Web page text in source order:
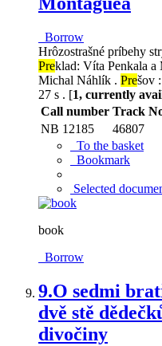
Borrow
Hrôzostrašné príbehy
Preklad: Víta Penkala a
Michal Náhlík . Prešov
27 s . [1, currently
Call number Track
NB 12185
46807
To the basket
Bookmark
Selected
book
Borrow
9.O sedmi
dvě stě
divočiny